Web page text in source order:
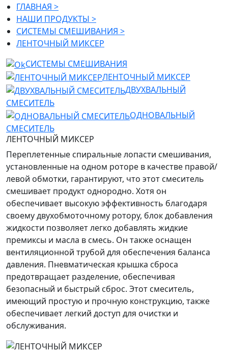
ГЛАВНАЯ >
НАШИ ПРОДУКТЫ >
СИСТЕМЫ СМЕШИВАНИЯ >
ЛЕНТОЧНЫЙ МИКСЕР
СИСТЕМЫ СМЕШИВАНИЯ
ЛЕНТОЧНЫЙ МИКСЕР
ДВУХВАЛЬНЫЙ
СМЕСИТЕЛЬ
ОДНОВАЛЬНЫЙ
СМЕСИТЕЛЬ
ЛЕНТОЧНЫЙ МИКСЕР
Переплетенные спиральные лопасти смешивания,
установленные на одном роторе в качестве правой/
левой обмотки, гарантируют, что этот смеситель
смешивает продукт однородно. Хотя он
обеспечивает высокую эффективность благодаря
своему двухобмоточному ротору, блок добавления
жидкости позволяет легко добавлять жидкие
премиксы и масла в смесь. Он также оснащен
вентиляционной трубой для обеспечения баланса
давления. Пневматическая крышка сброса
предотвращает разделение, обеспечивая
безопасный и быстрый сброс. Этот смеситель,
имеющий простую и прочную конструкцию, также
обеспечивает легкий доступ для очистки и
обслуживания.